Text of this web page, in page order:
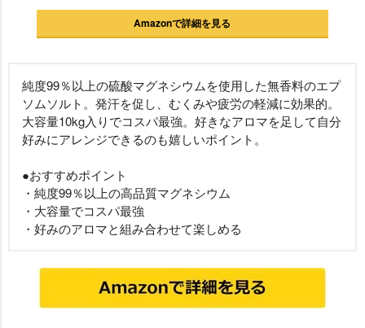
Amazonで詳細を見る
純度99％以上の硫酸マグネシウムを使用した無香料のエプ
ソムソルト。発汗を促し、むくみや疲労の軽減に効果的。
大容量10kg入りでコスパ最強。好きなアロマを足して自分
好みにアレンジできるのも嬉しいポイント。
●おすすめポイント
・純度99％以上の高品質マグネシウム
・大容量でコスパ最強
・好みのアロマと組み合わせて楽しめる